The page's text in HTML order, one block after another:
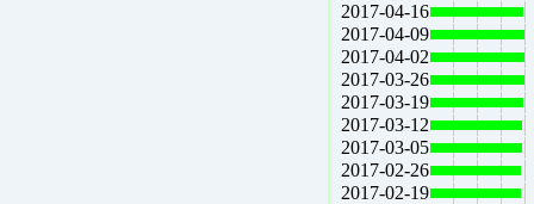
2017-04-16
2017-04-09
2017-04-02
2017-03-26
2017-03-19
2017-03-12
2017-03-05
2017-02-26
2017-02-19